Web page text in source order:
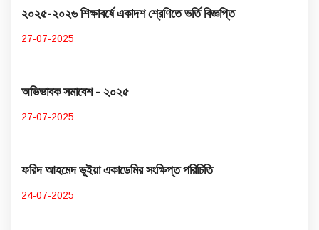
২০২৫-২০২৬ শিক্ষাবর্ষে একাদশ শ্রেণিতে ভর্তি বিজ্ঞপ্তি
27-07-2025
অভিভাবক সমাবেশ - ২০২৫
27-07-2025
ফরিদ আহমেদ ভূইয়া একাডেমির সংক্ষিপ্ত পরিচিতি
24-07-2025